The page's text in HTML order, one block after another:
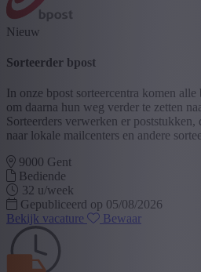
Nieuw
Sorteerder bpost
In onze bpost sorteercentra komen
om daarna hun weg verder te zetten
Sorteerders verwerken er
naar lokale mailcenters en andere
9000 Gent
Bediende
32 u/week
Gepubliceerd op 05/08/2026
Bekijk vacature
Bewaar